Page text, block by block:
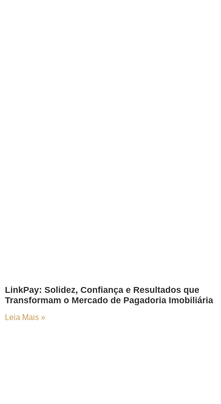
LinkPay: Solidez, Confiança e Resultados que
Transformam o Mercado de Pagadoria Imobiliária
Leia Mais »